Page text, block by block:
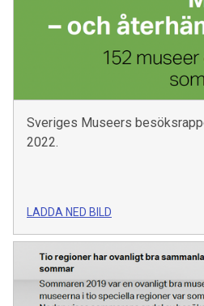
Sveriges Museers
2022.
LADDA NED BILD